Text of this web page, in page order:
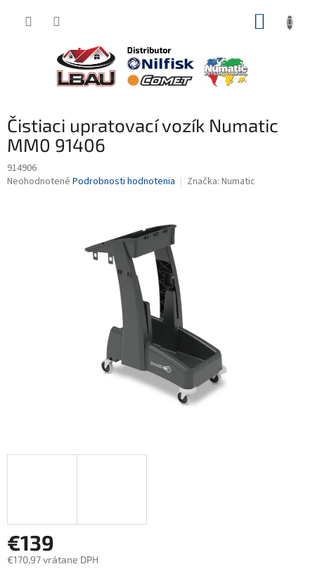
Čistiaci upratovací vozík Numatic
MM0 91406
914906
Priemerné
Neohodnotené Podrobnosti hodnotenia Značka: Numatic
€139
€170,97 vrátane DPH